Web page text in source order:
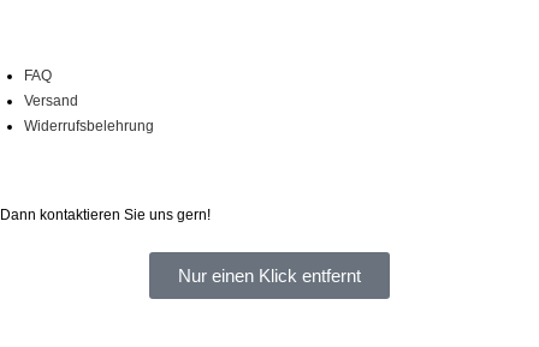
FAQ
Versand
Widerrufsbelehrung
Dann kontaktieren Sie uns gern!
Nur einen Klick entfernt